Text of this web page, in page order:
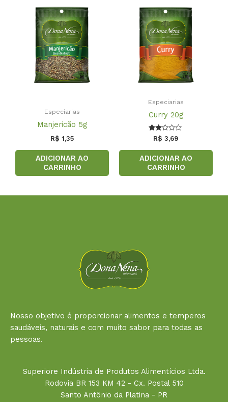
Especiarias
Manjericão 5g
R$ 1,35
ADICIONAR AO
CARRINHO
Especiarias
Curry 20g
Avaliação
2.00
de 5
R$ 3,69
ADICIONAR AO
CARRINHO
Nosso objetivo é proporcionar alimentos e temperos
saudáveis, naturais e com muito sabor para todas as
pessoas.
Superiore Indústria de Produtos Alimentícios Ltda.
Rodovia BR 153 KM 42 - Cx. Postal 510
Santo Antônio da Platina - PR